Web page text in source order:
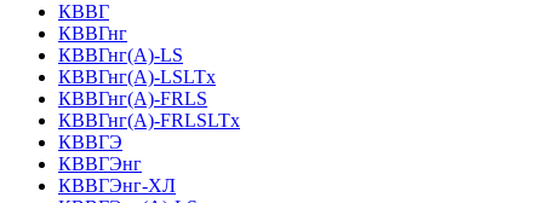
КВВГ
КВВГнг
КВВГнг(А)-LS
КВВГнг(А)-LSLTx
КВВГнг(А)-FRLS
КВВГнг(А)-FRLSLTx
КВВГЭ
КВВГЭнг
КВВГЭнг-ХЛ